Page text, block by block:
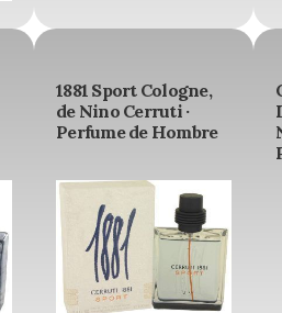
1881 Sport Cologne,
de Nino Cerruti ·
Perfume de Hombre